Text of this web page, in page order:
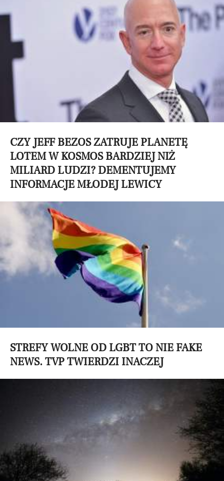
CZY JEFF BEZOS ZATRUJE PLANETĘ
LOTEM W KOSMOS BARDZIEJ NIŻ
MILIARD LUDZI? DEMENTUJEMY
INFORMACJE MŁODEJ LEWICY
STREFY WOLNE OD LGBT TO NIE FAKE
NEWS. TVP TWIERDZI INACZEJ